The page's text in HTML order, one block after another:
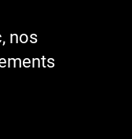
nos